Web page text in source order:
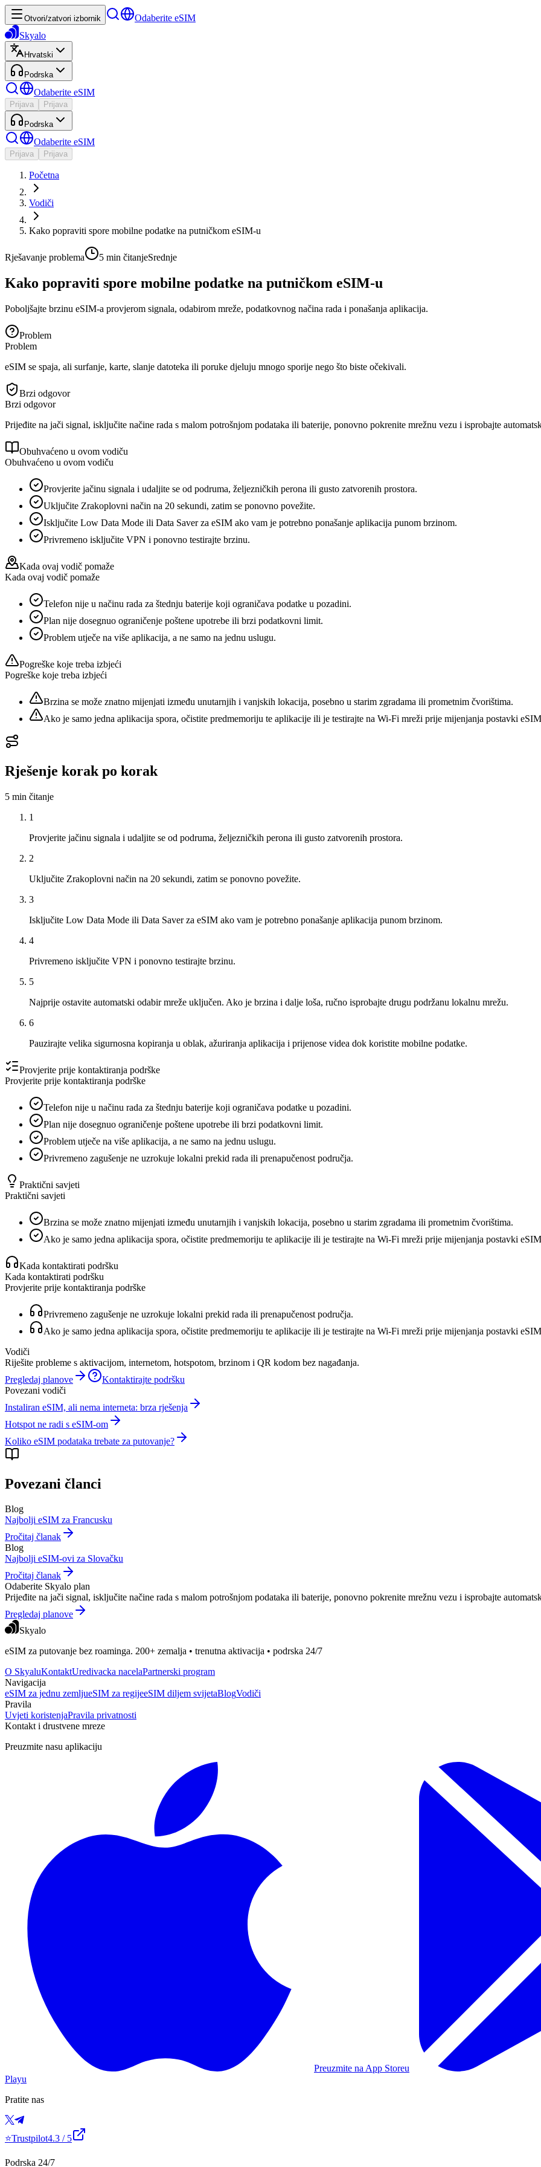
Otvori/zatvori izbornik
Odaberite eSIM
Skyalo
Hrvatski
Podrska
Odaberite eSIM
Prijava Prijava
Podrska
Odaberite eSIM
Prijava Prijava
Početna
Vodiči
Kako popraviti spore mobilne podatke na putničkom eSIM-u
Rješavanje problema 5 min čitanjeSrednje
Kako popraviti spore mobilne podatke na putničkom eSIM-u
Poboljšajte brzinu eSIM-a provjerom signala, odabirom mreže, podatkovnog načina rada i ponašanja aplikacija.
Problem
Problem
eSIM se spaja, ali surfanje, karte, slanje datoteka ili poruke djeluju mnogo sporije nego što biste očekivali.
Brzi odgovor
Brzi odgovor
Prijeđite na jači signal, isključite načine rada s malom potrošnjom podataka ili baterije, ponovno pokrenite mrežnu vezu i isprobajte
Obuhvaćeno u ovom vodiču
Obuhvaćeno u ovom vodiču
Provjerite jačinu signala i udaljite se od podruma, željezničkih perona ili gusto zatvorenih prostora.
Uključite Zrakoplovni način na 20 sekundi, zatim se ponovno povežite.
Isključite Low Data Mode ili Data Saver za eSIM ako vam je potrebno ponašanje aplikacija punom brzinom.
Privremeno isključite VPN i ponovno testirajte brzinu.
Kada ovaj vodič pomaže
Kada ovaj vodič pomaže
Telefon nije u načinu rada za štednju baterije koji ograničava podatke u pozadini.
Plan nije dosegnuo ograničenje poštene upotrebe ili brzi podatkovni limit.
Problem utječe na više aplikacija, a ne samo na jednu uslugu.
Pogreške koje treba izbjeći
Pogreške koje treba izbjeći
Brzina se može znatno mijenjati između unutarnjih i vanjskih lokacija, posebno u starim zgradama ili prometnim čvorištima.
Ako je samo jedna aplikacija spora, očistite predmemoriju te aplikacije ili je testirajte na Wi-Fi mreži prije mijenjanja postavki
Rješenje korak po korak
5 min čitanje
1
Provjerite jačinu signala i udaljite se od podruma, željezničkih perona ili gusto zatvorenih prostora.
2
Uključite Zrakoplovni način na 20 sekundi, zatim se ponovno povežite.
3
Isključite Low Data Mode ili Data Saver za eSIM ako vam je potrebno ponašanje aplikacija punom brzinom.
4
Privremeno isključite VPN i ponovno testirajte brzinu.
5
Najprije ostavite automatski odabir mreže uključen. Ako je brzina i dalje loša, ručno isprobajte drugu podržanu lokalnu mrežu.
6
Pauzirajte velika sigurnosna kopiranja u oblak, ažuriranja aplikacija i prijenose videa dok koristite mobilne podatke.
Provjerite prije kontaktiranja podrške
Provjerite prije kontaktiranja podrške
Telefon nije u načinu rada za štednju baterije koji ograničava podatke u pozadini.
Plan nije dosegnuo ograničenje poštene upotrebe ili brzi podatkovni limit.
Problem utječe na više aplikacija, a ne samo na jednu uslugu.
Privremeno zagušenje ne uzrokuje lokalni prekid rada ili prenapučenost područja.
Praktični savjeti
Praktični savjeti
Brzina se može znatno mijenjati između unutarnjih i vanjskih lokacija, posebno u starim zgradama ili prometnim čvorištima.
Ako je samo jedna aplikacija spora, očistite predmemoriju te aplikacije ili je testirajte na Wi-Fi mreži prije mijenjanja postavki
Kada kontaktirati podršku
Kada kontaktirati podršku
Provjerite prije kontaktiranja podrške
Privremeno zagušenje ne uzrokuje lokalni prekid rada ili prenapučenost područja.
Ako je samo jedna aplikacija spora, očistite predmemoriju te aplikacije ili je testirajte na Wi-Fi mreži prije mijenjanja postavki
Vodiči
Riješite probleme s aktivacijom, internetom, hotspotom, brzinom i QR kodom bez nagađanja.
Pregledaj planove
Kontaktirajte podršku
Povezani vodiči
Instaliran eSIM, ali nema interneta: brza rješenja
Hotspot ne radi s eSIM-om
Koliko eSIM podataka trebate za putovanje?
Povezani članci
Blog
Najbolji eSIM za Francusku
Pročitaj članak
Blog
Najbolji eSIM-ovi za Slovačku
Pročitaj članak
Odaberite Skyalo plan
Prijeđite na jači signal, isključite načine rada s malom potrošnjom podataka ili baterije, ponovno pokrenite mrežnu vezu i isprobajte
Pregledaj planove
Skyalo
eSIM za putovanje bez roaminga. 200+ zemalja • trenutna aktivacija • podrska 24/7
O SkyaluKontaktUredivacka nacelaPartnerski program
Navigacija
eSIM za jednu zemljueSIM za regijeeSIM diljem svijetaBlogVodiči
Pravila
Uvjeti koristenjaPravila privatnosti
Kontakt i drustvene mreze
Preuzmite nasu aplikaciju
Preuzmite na App Storeu
Playu
Pratite nas
⭐Trustpilot4.3 / 5
Podrska 24/7